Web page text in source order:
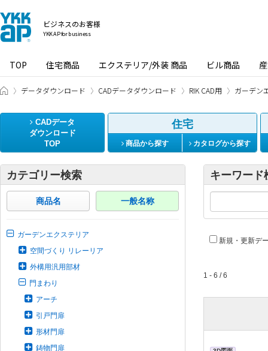
ビジネスのお客様
YKK AP for business
TOP 住宅商品 エクステリア/外装 商品 ビル商品
ビジネスのお客様 HOME
データダウンロード CADデータダウンロード RIK CAD用 ガーデン
CADデータ
ダウンロード
TOP
住宅
商品から探す カタログから探す
カテゴリー検索
商品名 一般名称
ガーデンエクステリア
空間づくり リレーリア
外構用汎用部材
門まわり
アーチ
引戸門扉
形材門扉
鋳物門扉
キーワード
新規・更新デ
1 - 6 / 6